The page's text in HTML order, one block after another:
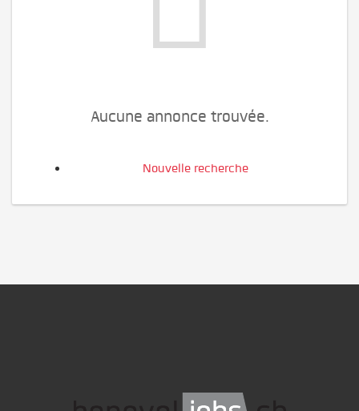
Aucune annonce trouvée.
Nouvelle recherche